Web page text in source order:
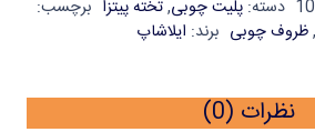
دسته: پلیت چوبی,تخته پیتزا برچسب:
,ظروف چوبی برند: ایلاشاپ
نظرات (0)